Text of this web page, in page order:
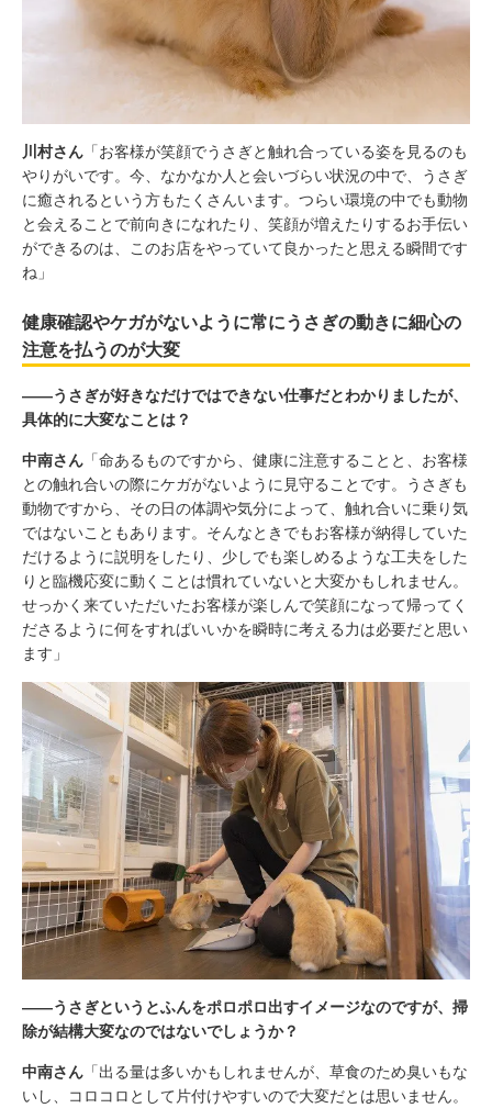
川村さん 「お客様が笑顔でうさぎと触れ合っている姿を見るのも
やりがいです。今、なかなか人と会いづらい状況の中で、うさぎ
に癒されるという方もたくさんいます。つらい環境の中でも動物
と会えることで前向きになれたり、笑顔が増えたりするお手伝い
ができるのは、このお店をやっていて良かったと思える瞬間です
ね」
健康確認やケガがないように常にうさぎの動きに細心の
注意を払うのが大変
――うさぎが好きなだけではできない仕事だとわかりましたが、
具体的に大変なことは？
中南さん 「命あるものですから、健康に注意することと、お客様
との触れ合いの際にケガがないように見守ることです。うさぎも
動物ですから、その日の体調や気分によって、触れ合いに乗り気
ではないこともあります。そんなときでもお客様が納得していた
だけるように説明をしたり、少しでも楽しめるような工夫をした
りと臨機応変に動くことは慣れていないと大変かもしれません。
せっかく来ていただいたお客様が楽しんで笑顔になって帰ってく
ださるように何をすればいいかを瞬時に考える力は必要だと思い
ます」
――うさぎというとふんをポロポロ出すイメージなのですが、掃
除が結構大変なのではないでしょうか？
中南さん 「出る量は多いかもしれませんが、草食のため臭いもな
いし、コロコロとして片付けやすいので大変だとは思いません。